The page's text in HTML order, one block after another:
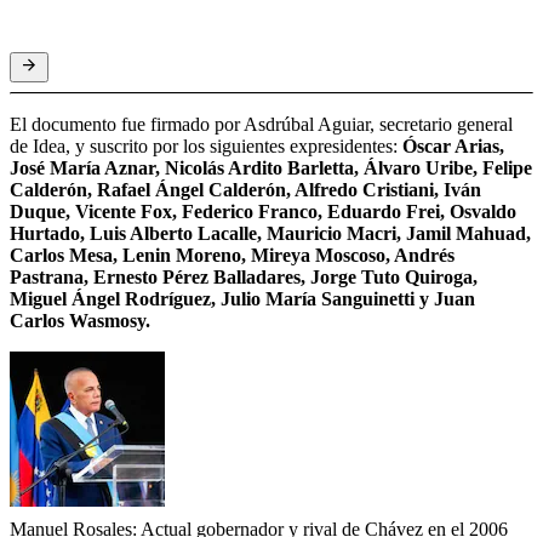
El documento fue firmado por Asdrúbal Aguiar, secretario general
de Idea, y suscrito por los siguientes expresidentes: Óscar Arias,
José María Aznar, Nicolás Ardito Barletta, Álvaro Uribe, Felipe
Calderón, Rafael Ángel Calderón, Alfredo Cristiani, Iván
Duque, Vicente Fox, Federico Franco, Eduardo Frei, Osvaldo
Hurtado, Luis Alberto Lacalle, Mauricio Macri, Jamil Mahuad,
Carlos Mesa, Lenin Moreno, Mireya Moscoso, Andrés
Pastrana, Ernesto Pérez Balladares, Jorge Tuto Quiroga,
Miguel Ángel Rodríguez, Julio María Sanguinetti y Juan
Carlos Wasmosy.
Manuel Rosales: Actual gobernador y rival de Chávez en el 2006